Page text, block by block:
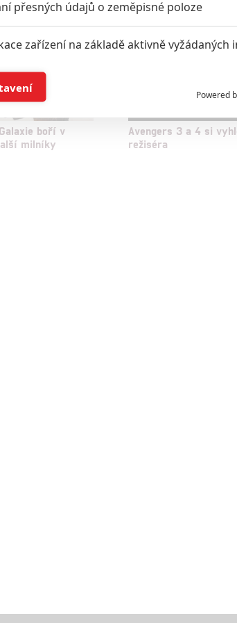
boří v
milníky
Avengers 3 a 4 si
režiséra
přesných údajů o zeměpisné poloze
zařízení na základě aktivně vyžádaných
a/nebo přístup k informacím v zařízení
založená na omezených údajích a měření
s účely a funkcemi zde uvedenými dáváte
bezpečnosti, předcházení a zjišťování
Powered